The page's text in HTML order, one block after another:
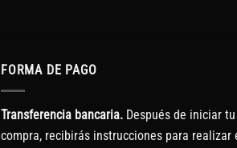
FORMA DE PAGO
Transferencia bancaria. Después de iniciar tu
compra, recibirás instrucciones para realizar